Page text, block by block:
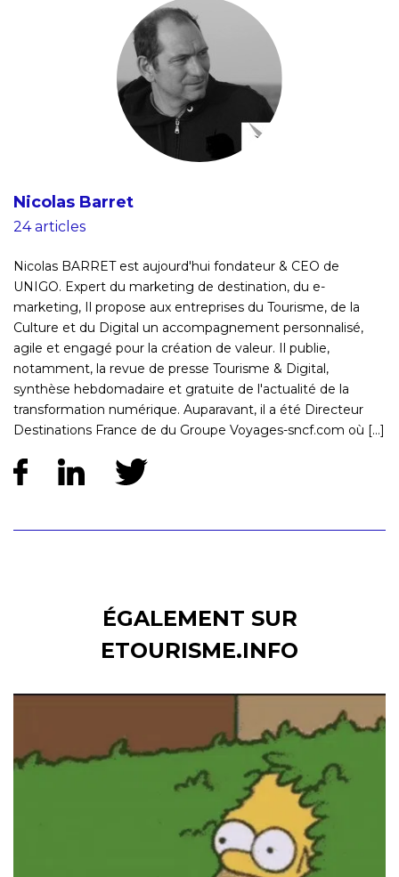
Nicolas Barret
24 articles
Nicolas BARRET est aujourd'hui fondateur & CEO de
UNIGO. Expert du marketing de destination, du e-
marketing, Il propose aux entreprises du Tourisme, de la
Culture et du Digital un accompagnement personnalisé,
agile et engagé pour la création de valeur. Il publie,
notamment, la revue de presse Tourisme & Digital,
synthèse hebdomadaire et gratuite de l'actualité de la
transformation numérique. Auparavant, il a été Directeur
Destinations France de du Groupe Voyages-sncf.com où [...]
ÉGALEMENT SUR
ETOURISME.INFO